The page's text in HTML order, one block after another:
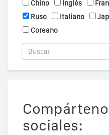
Chino
Inglés
Ruso
Italiano
Coreano
sociales: